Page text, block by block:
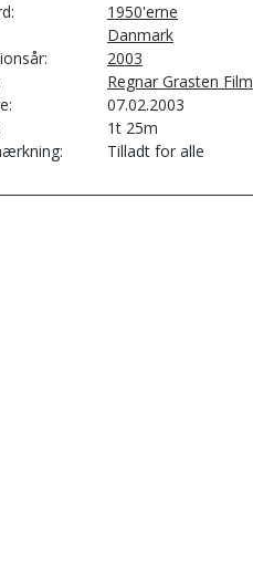
1950'erne
Danmark
2003
Regnar Grasten Film
07.02.2003
1t 25m
Tilladt for alle